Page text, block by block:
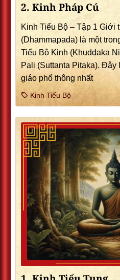
2. Kinh Pháp Cú
Kinh Tiểu Bộ – Tập 1 Giới
(Dhammapada) là một
Tiểu Bộ Kinh (Khuddaka
Pali (Suttanta Pitaka). Ðây
giáo phổ thông nhất
Kinh Tiểu Bộ